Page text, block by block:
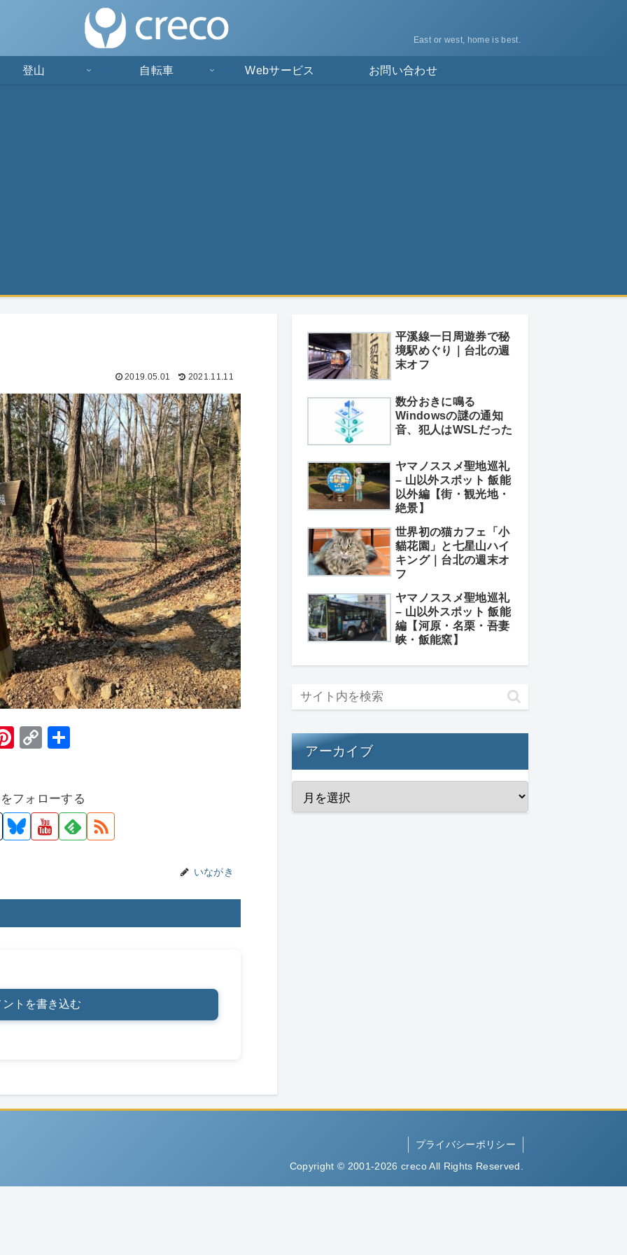
East or west, home is best.
登山 自転車 Webサービス お問い合わせ
2019.05.01 2021.11.11
Pi
e
st
C
y
Li
フォローする
いながき
ントを書き込む
平溪線一日周遊券で秘
境駅めぐり｜台北の週
末オフ
数分おきに鳴る
Windowsの謎の通知
音、犯人はWSLだった
ヤマノススメ聖地巡礼
– 山以外スポット 飯能
以外編【街・観光地・
絶景】
世界初の猫カフェ「小
貓花園」と七星山ハイ
キング｜台北の週末オ
フ
ヤマノススメ聖地巡礼
– 山以外スポット 飯能
編【河原・名栗・吾妻
峡・飯能窯】
アーカイブ
プライバシーポリシー
Copyright © 2001-2026 creco All Rights Reserved.